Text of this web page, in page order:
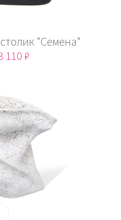
"Cемена"
110 ₽